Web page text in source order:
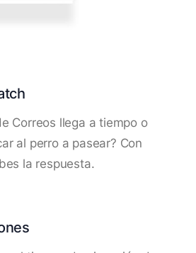
Correos llega a tiempo o
al perro a pasear? Con
la respuesta.